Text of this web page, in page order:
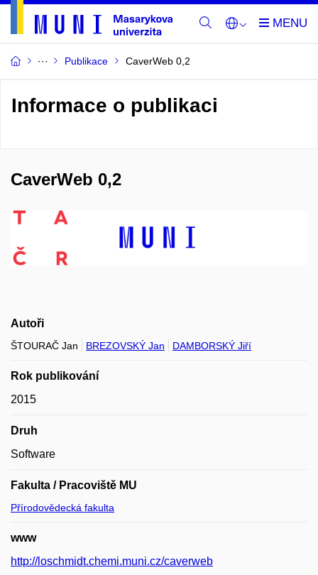
Publikace CaverWeb 0,2
Informace o publikaci
CaverWeb 0,2
Autoři
ŠTOURAČ Jan BREZOVSKÝ Jan DAMBORSKÝ Jiří
Rok publikování
2015
Druh
Software
Fakulta / Pracoviště MU
Přírodovědecká fakulta
www
http://loschmidt.chemi.muni.cz/caverweb